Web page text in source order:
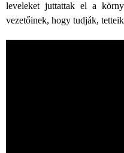
leveleket juttattak el a
vezetőinek, hogy tudják,